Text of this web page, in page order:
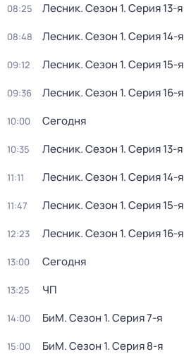
08:25 Лесник. Сезон 1. Серия 13-я
08:48 Лесник. Сезон 1. Серия 14-я
09:12 Лесник. Сезон 1. Серия 15-я
09:36 Лесник. Сезон 1. Серия 16-я
10:00 Сегодня
10:35 Лесник. Сезон 1. Серия 13-я
11:11 Лесник. Сезон 1. Серия 14-я
11:47 Лесник. Сезон 1. Серия 15-я
12:23 Лесник. Сезон 1. Серия 16-я
13:00 Сегодня
13:25 ЧП
14:00 БиМ. Сезон 1. Серия 7-я
15:00 БиМ. Сезон 1. Серия 8-я